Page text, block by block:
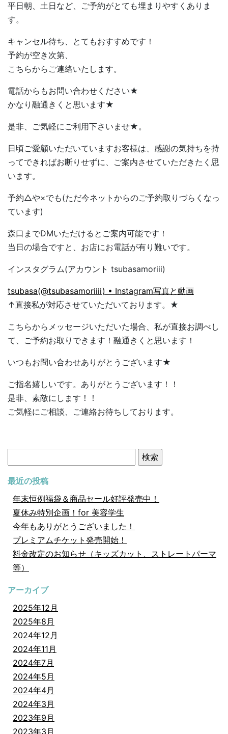
平日朝、土日など、ご予約がとても埋まりやすくありま
す。
キャンセル待ち、とてもおすすめです！
予約が空き次第、
こちらからご連絡いたします。
電話からもお問い合わせください★
かなり融通きくと思います★
是非、ご気軽にご利用下さいませ★。
日頃ご愛顧いただいていますお客様は、感謝の気持ちを持
ってできればお断りせずに、ご案内させていただきたく思
います。
予約△や×でも(ただ今ネットからのご予約取りづらくなっ
ています)
森口までDMいただけるとご案内可能です！
当日の場合ですと、お店にお電話が有り難いです。
インスタグラム(アカウント tsubasamoriii)
tsubasa(@tsubasamoriiii) • Instagram写真と動画
↑直接私が対応させていただいております。★
こちらからメッセージいただいた場合、私が直接お調べし
て、ご予約お取りできます！融通きくと思います！
いつもお問い合わせありがとうございます★
ご指名嬉しいです。ありがとうございます！！
是非、素敵にします！！
ご気軽にご相談、ご連絡お待ちしております。
索:
最近の投稿
年末恒例福袋＆商品セール好評発売中！
夏休み特別企画！for 美容学生
今年もありがとうございました！
プレミアムチケット発売開始！
料金改定のお知らせ（キッズカット、ストレートパーマ
等）
アーカイブ
2025年12月
2025年8月
2024年12月
2024年11月
2024年7月
2024年5月
2024年4月
2024年3月
2023年9月
2023年3月